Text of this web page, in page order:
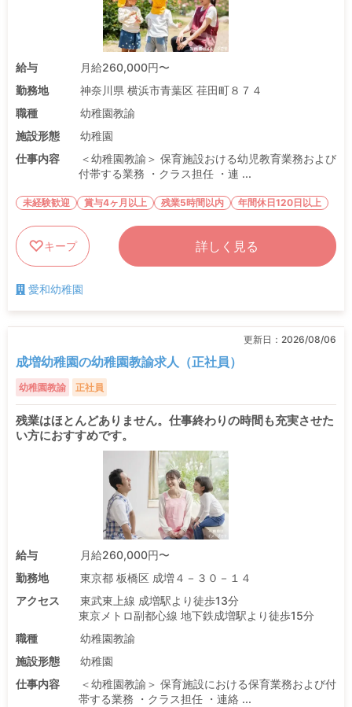
給与
月給260,000円〜
勤務地
神奈川県 横浜市青葉区 荏田町８７４
職種
幼稚園教諭
施設形態
幼稚園
仕事内容
＜幼稚園教諭＞ 保育施設おける幼児教育業務および
付帯する業務 ・クラス担任 ・連 ...
未経験歓迎 賞与4ヶ月以上 残業5時間以内 年間休日120日以上
キープ 詳しく見る
愛和幼稚園
更新日： 2026/08/06
成増幼稚園の幼稚園教諭求人（正社員）
幼稚園教諭 正社員
残業はほとんどありません。仕事終わりの時間も充実させた
い方におすすめです。
給与
月給260,000円〜
勤務地
東京都 板橋区 成増４－３０－１４
アクセス
東武東上線 成増駅より徒歩13分
東京メトロ副都心線 地下鉄成増駅より徒歩15分
職種
幼稚園教諭
施設形態
幼稚園
仕事内容
＜幼稚園教諭＞ 保育施設における保育業務および付
帯する業務 ・クラス担任 ・連絡 ...